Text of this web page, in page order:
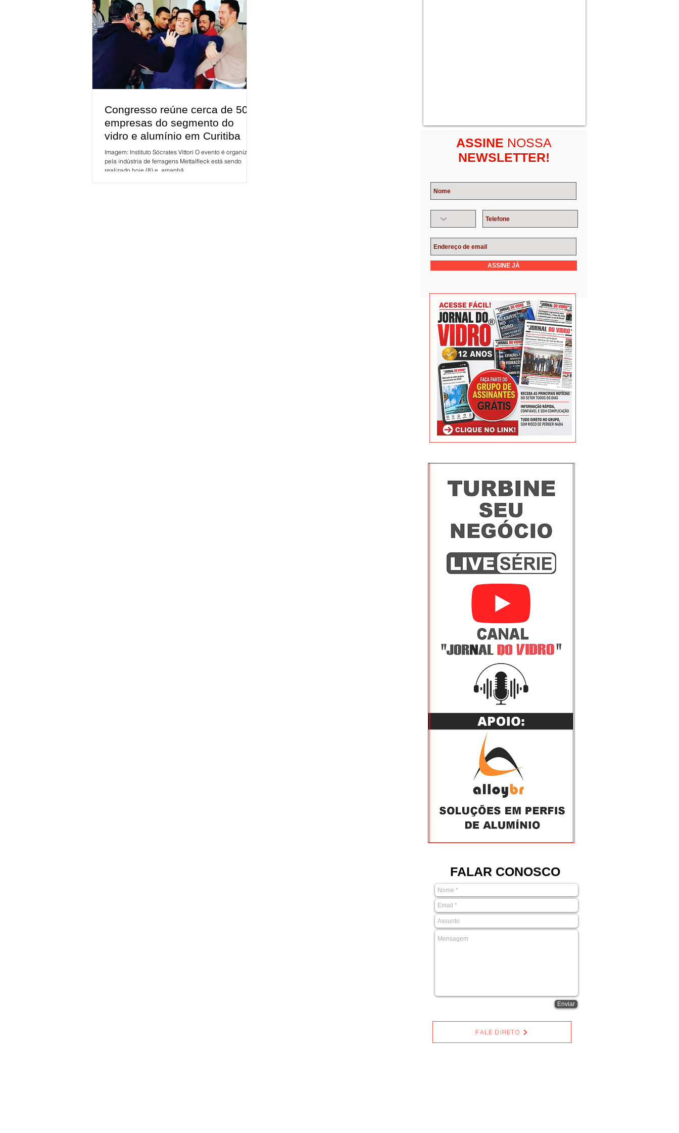
Congresso reúne cerca de 50
empresas do segmento do
vidro e alumínio em Curitiba
Imagem: Instituto Sócrates Vittori O evento é organizado
pela indústria de ferragens Mettalfleck está sendo
realizado hoje (8) e, amanhã...
ASSINE NOSSA
NEWSLETTER!
ASSINE JÁ
Enviar
FALE DIRETO
FALAR CONOSCO